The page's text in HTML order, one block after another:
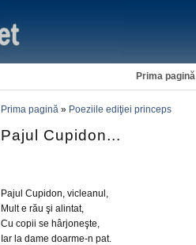
Prima pagină
Prima pagină » Poeziile ediţiei princeps
Pajul Cupidon...
Pajul Cupidon, vicleanul,
Mult e rău şi alintat,
Cu copii se hârjoneşte,
Iar la dame doarme-n pat.